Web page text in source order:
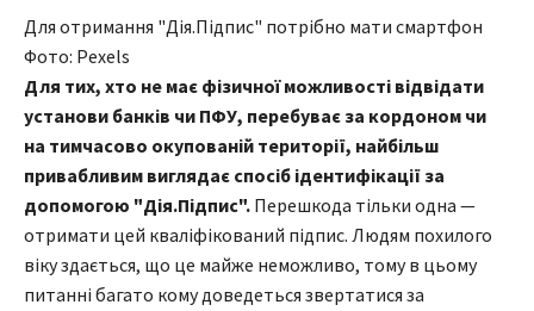
Для отримання "Дія.Підпис" потрібно мати смартфон
Фото: Pexels
Для тих, хто не має фізичної можливості відвідати
установи банків чи ПФУ, перебуває за кордоном чи
на тимчасово окупованій території, найбільш
привабливим виглядає спосіб ідентифікації за
допомогою "Дія.Підпис". Перешкода тільки одна —
отримати цей кваліфікований підпис. Людям похилого
віку здається, що це майже неможливо, тому в цьому
питанні багато кому доведеться звертатися за